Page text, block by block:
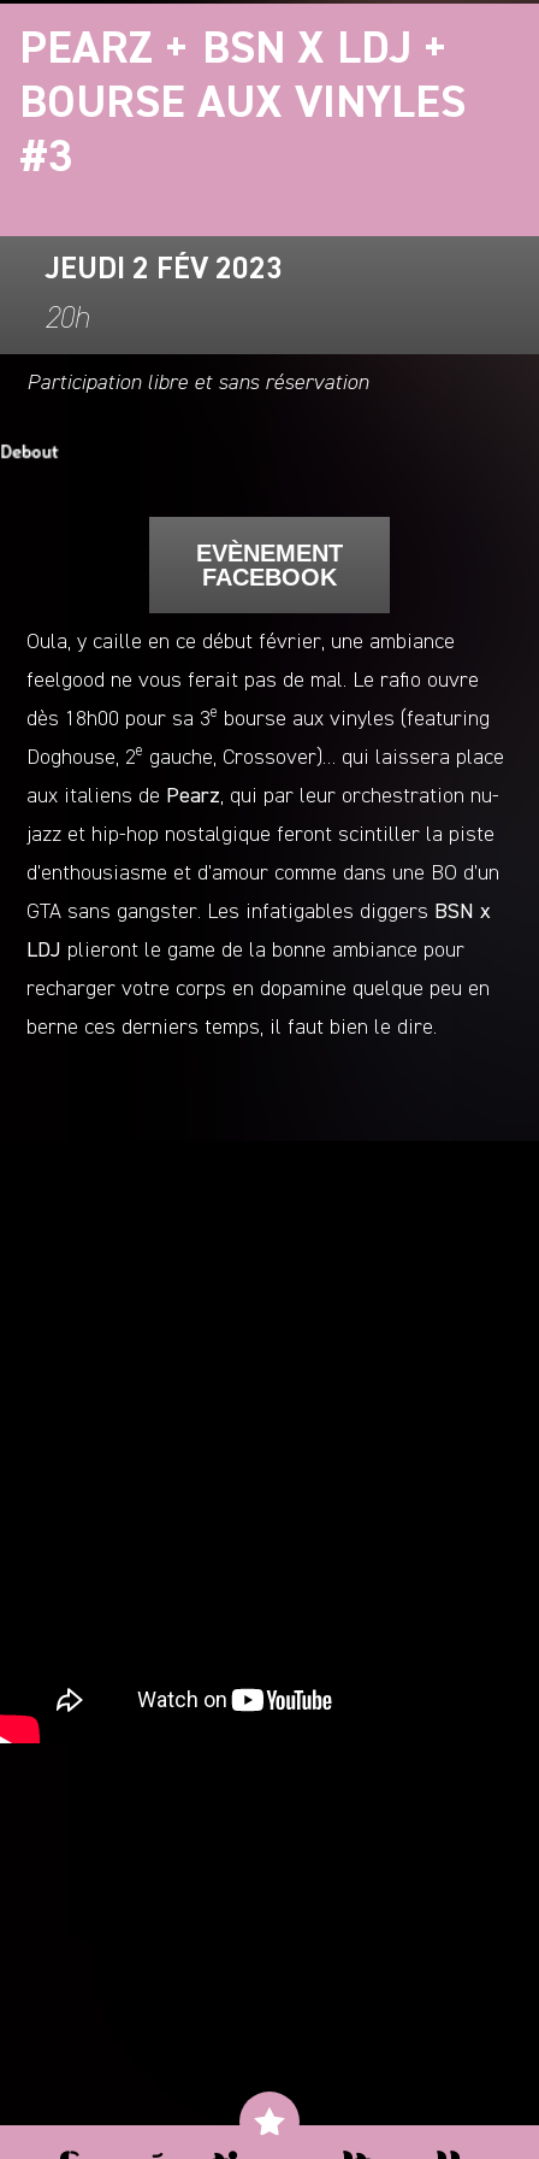
PEARZ + BSN X LDJ +
BOURSE AUX VINYLES
#3
JEUDI 2 FÉV 2023
20h
Participation libre et sans réservation
EVÈNEMENT
FACEBOOK
Oula, y caille en ce début février, une ambiance
feelgood ne vous ferait pas de mal. Le rafio ouvre
dès 18h00 pour sa 3e bourse aux vinyles (featuring
Doghouse, 2e gauche, Crossover)… qui laissera place
aux italiens de Pearz , qui par leur orchestration nu-
jazz et hip-hop nostalgique feront scintiller la piste
d’enthousiasme et d’amour comme dans une BO d’un
GTA sans gangster. Les infatigables diggers BSN x
LDJ plieront le game de la bonne ambiance pour
recharger votre corps en dopamine quelque peu en
berne ces derniers temps, il faut bien le dire.